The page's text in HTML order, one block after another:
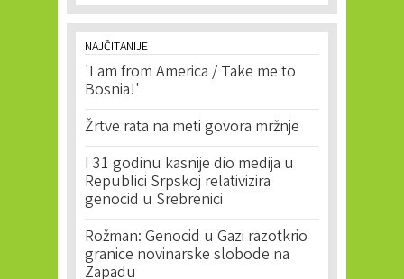
NAJČITANIJE
'I am from America / Take me to
Bosnia!'
Žrtve rata na meti govora mržnje
I 31 godinu kasnije dio medija u
Republici Srpskoj relativizira
genocid u Srebrenici
Rožman: Genocid u Gazi razotkrio
granice novinarske slobode na
Zapadu